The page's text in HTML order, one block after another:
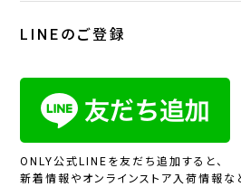
LINEのご登録
ONLY公式LINEを友だち追加すると、
新着情報やオンラインストア入荷情報な